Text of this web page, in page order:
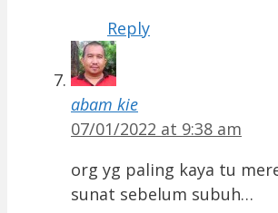
Reply
abam kie
07/01/2022 at 9:38 am
org yg paling kaya tu
sunat sebelum subuh…